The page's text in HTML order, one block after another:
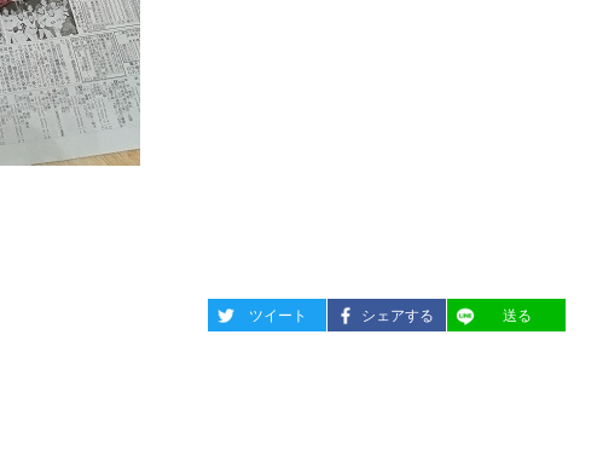
entry1095
ツイート entry1095
シェアする entry1095
送る